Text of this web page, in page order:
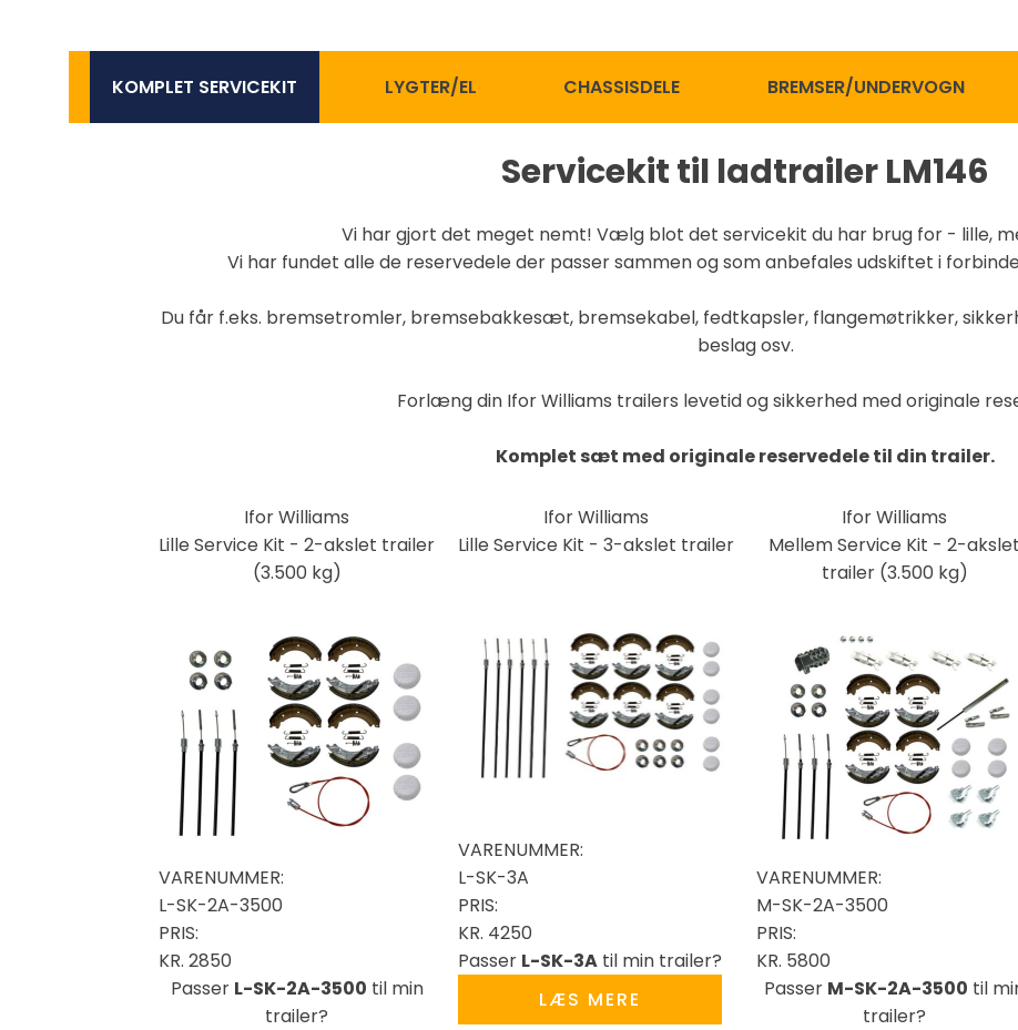
KOMPLET SERVICEKIT LYGTER/EL CHASSISDELE BREMSER/UNDERVOGN
Servicekit til ladtrailerLM146
Vi har gjort det meget nemt! Vælg blot det servicekit du har brug for - lille,
Vi har fundet alle de reservedele der passer sammen og som anbefales udskiftet i
Du får f.eks. bremsetromler, bremsebakkesæt, bremsekabel, fedtkapsler, flangemøtrikker,
beslag osv.
Forlæng din Ifor Williams trailers levetid og sikkerhed med originale
Komplet sæt med originale reservedele til din trailer.
Ifor Williams
Lille Service Kit - 2-akslet trailer
(3.500 kg)
VARENUMMER:
L-SK-2A-3500
PRIS:
KR. 2850
Passer L-SK-2A-3500 til min
trailer?
Ifor Williams
Lille Service Kit - 3-akslet trailer
VARENUMMER:
L-SK-3A
PRIS:
KR. 4250
Passer L-SK-3Atil min trailer?
LÆS MERE
Ifor Williams
Mellem Service Kit - 2-akslet
trailer (3.500 kg)
VARENUMMER:
M-SK-2A-3500
PRIS:
KR. 5800
Passer M-SK-2A-3500 til
trailer?